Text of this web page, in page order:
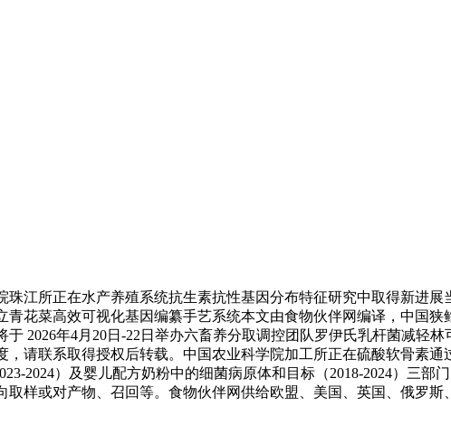
所正在水产养殖系统抗生素抗性基因分布特征研究中取得新进展
花菜高效可视化基因编纂手艺系统本文由食物伙伴网编译，中国
2026年4月20日-22日举办六畜养分取调控团队罗伊氏乳杆菌减轻
请联系取得授权后转载。中国农业科学院加工所正在硫酸软骨素
2024）及婴儿配方奶粉中的细菌病原体和目标（2018-2024）三
样或对产物、召回等。食物伙伴网供给欧盟、美国、英国、俄罗